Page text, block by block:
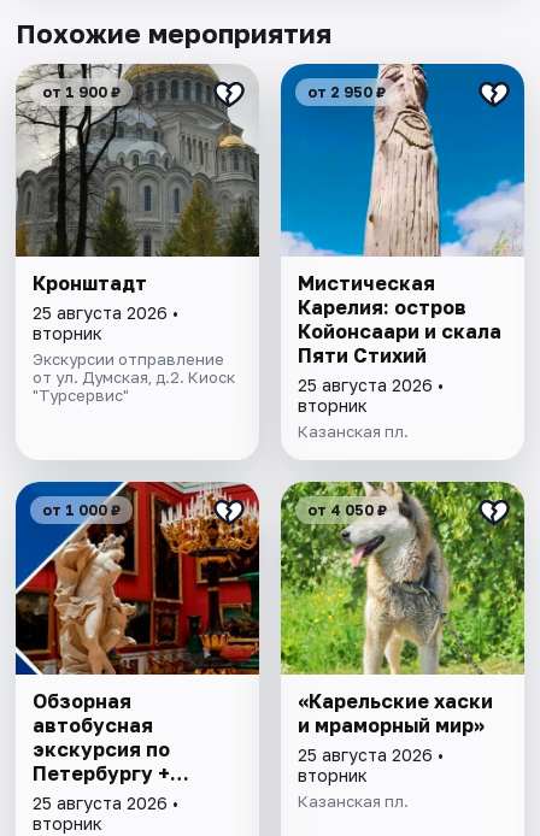
Похожие мероприятия
от 1 900 ₽
Кронштадт
25 августа 2026 •
вторник
Экскурсии отправление
от ул. Думская, д.2. Киоск
"Турсервис"
от 2 950 ₽
Мистическая
Карелия: остров
Койонсаари и скала
Пяти Стихий
25 августа 2026 •
вторник
Казанская пл.
от 1 000 ₽
Обзорная
автобусная
экскурсия по
Петербургу +
Эрмитаж
25 августа 2026 •
вторник
от 4 050 ₽
«Карельские хаски
и мраморный мир»
25 августа 2026 •
вторник
Казанская пл.